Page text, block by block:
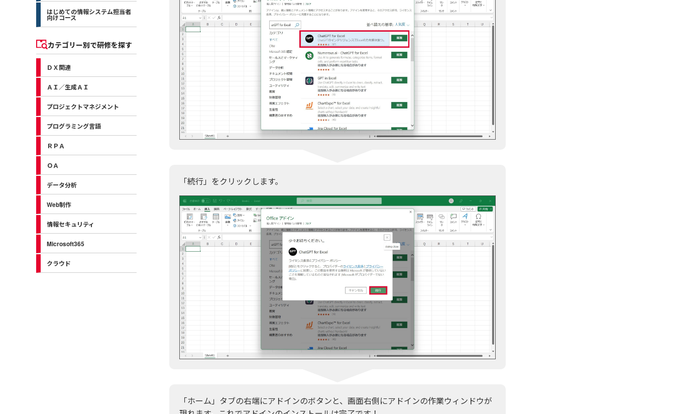
「続行」をクリックします。
「ホーム」タブの右端にアドインのボタンと、画面右側にアドインの作業ウィンドウが
はじめての情報システム担当者
向けコース
カテゴリー別で研修を探す
ＤＸ関連
ＡＩ／生成ＡＩ
プロジェクトマネジメント
プログラミング言語
ＲＰＡ
ＯＡ
データ分析
Web制作
情報セキュリティ
Microsoft365
クラウド